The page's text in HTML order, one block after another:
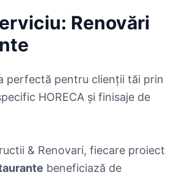
Renovări
perfectă pentru clienții tăi prin
HORECA și finisaje de
& Renovari, fiecare proiect
beneficiază de